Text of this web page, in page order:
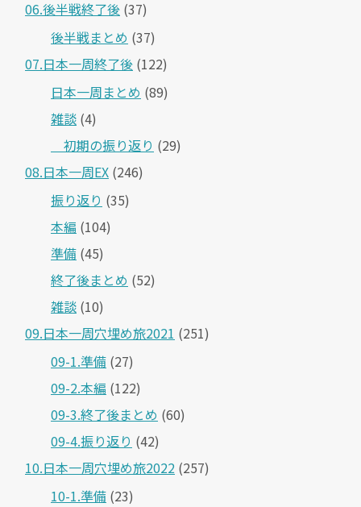
06.後半戦終了後 (37)
後半戦まとめ (37)
07.日本一周終了後 (122)
日本一周まとめ (89)
雑談 (4)
＿初期の振り返り (29)
08.日本一周EX (246)
振り返り (35)
本編 (104)
準備 (45)
終了後まとめ (52)
雑談 (10)
09.日本一周穴埋め旅2021 (251)
09-1.準備 (27)
09-2.本編 (122)
09-3.終了後まとめ (60)
09-4.振り返り (42)
10.日本一周穴埋め旅2022 (257)
10-1.準備 (23)